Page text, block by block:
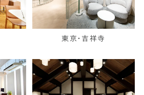
東京・吉祥寺